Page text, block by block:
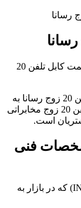
برای بهترین قیمت کابل تلفن 20
مجموعه آراد کابل، مرکز فروش عمده کابل تلفن 20 زوج رسانا به
بهترین قیمت در بازار لاله زار می باشد. کابل تلفن 20 زوج مخابراتی
است.
و مشخصات فنی
کابل JY(ST)Y یا کابل داخل ساختمانی (INDOOR) که در بازار به